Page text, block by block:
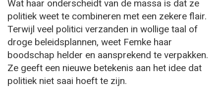
Wat haar onderscheidt van de massa is dat ze
politiek weet te combineren met een zekere flair.
Terwijl veel politici verzanden in wollige taal of
droge beleidsplannen, weet Femke haar
boodschap helder en aansprekend te verpakken.
Ze geeft een nieuwe betekenis aan het idee dat
politiek niet saai hoeft te zijn.